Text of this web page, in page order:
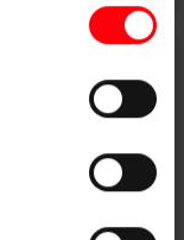
le bouton "Afficher